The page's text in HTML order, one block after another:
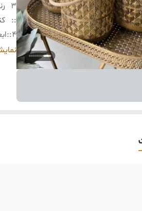
۳
:
:
۴: :
۵: :